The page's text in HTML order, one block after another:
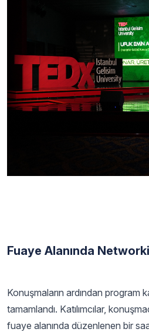
Fuaye Alanında
Konuşmaların ardından program
tamamlandı. Katılımcılar,
fuaye alanında düzenlenen bir